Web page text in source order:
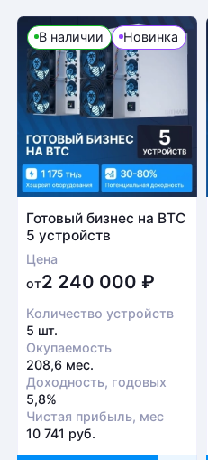
В наличии Новинка
Готовый бизнес на BTC
5 устройств
Цена
от2 240 000 ₽
Количество устройств
5 шт.
Окупаемость
208,6 мес.
Доходность, годовых
5,8%
Чистая прибыль, мес
10 741 руб.